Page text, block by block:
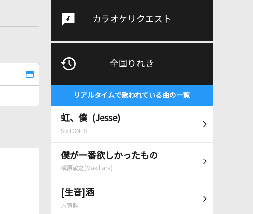
カラオケリクエスト
全国りれき
リアルタイムで歌われている曲の一覧
虹、僕 (Jesse)
SixTONES
僕が一番欲しかったもの
槇原敬之(Makihara)
[生音]酒
志賀勝